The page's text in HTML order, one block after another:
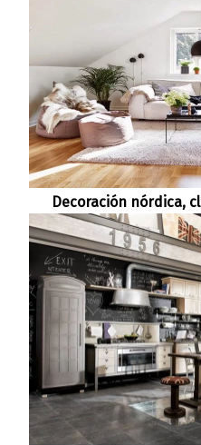
Decoración nórdica,